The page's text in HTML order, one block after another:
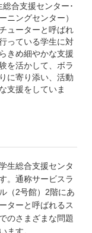
合支援センター･
ニングセンター）
ューターと呼ばれ
っている学生に対
きめ細やかな支援
を活かして、ボラ
に寄り添い、活動
支援をしていま
生総合支援センタ
。通称サービスラ
（2号館）2階にあ
ターと呼ばれるス
のさまざまな問題